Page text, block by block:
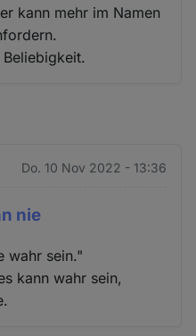
kann mehr im Namen
Do. 10 Nov 2022 - 13:36
nie
wahr sein."
kann wahr sein,